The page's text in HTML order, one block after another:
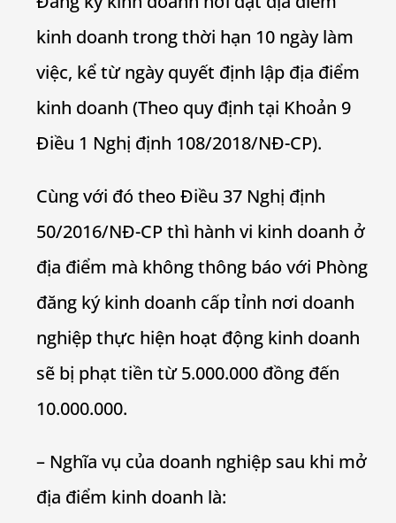
kinh doanh trong thời hạn 10 ngày làm
việc, kể từ ngày quyết định lập địa điểm
kinh doanh (Theo quy định tại Khoản 9
Điều 1 Nghị định 108/2018/NĐ-CP).
Cùng với đó theo Điều 37 Nghị định
50/2016/NĐ-CP thì hành vi kinh doanh ở
địa điểm mà không thông báo với Phòng
đăng ký kinh doanh cấp tỉnh nơi doanh
nghiệp thực hiện hoạt động kinh doanh
sẽ bị phạt tiền từ 5.000.000 đồng đến
10.000.000.
– Nghĩa vụ của doanh nghiệp sau khi mở
địa điểm kinh doanh là: